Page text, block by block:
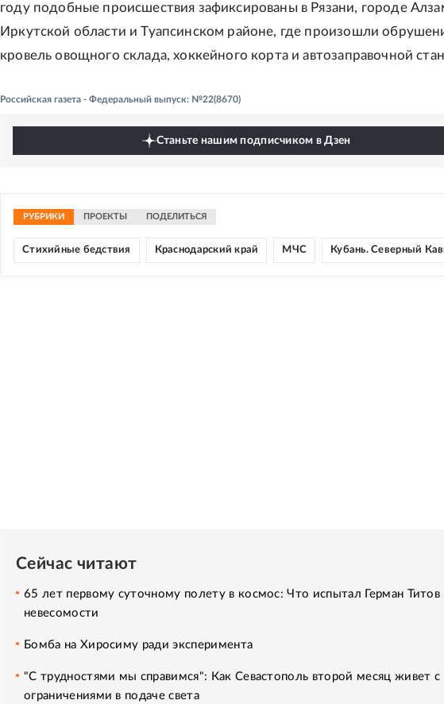
году подобные происшествия зафиксированы в Рязани, городе
Иркутской области и Туапсинском районе, где произошли
кровель овощного склада, хоккейного корта и автозаправочной
Российская газета - Федеральный выпуск: №22(8670)
Станьте нашим подписчиком в Дзен
РУБРИКИ ПРОЕКТЫ ПОДЕЛИТЬСЯ
Стихийные бедствия Краснодарский край МЧС Кубань. Северный
Сейчас читают
65 лет первому суточному полету в космос: Что испытал Герман Титов
невесомости
Бомба на Хиросиму ради эксперимента
"С трудностями мы справимся": Как Севастополь второй месяц живет с
ограничениями в подаче света